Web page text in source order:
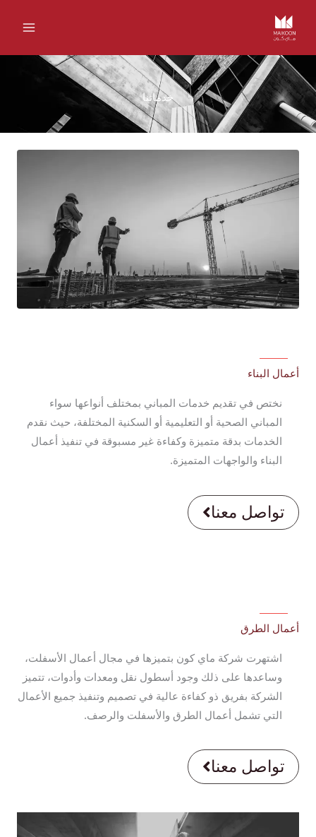
خدماتنا
أعمال البناء
نختص في تقديم خدمات المباني بمختلف أنواعها سواء
المباني الصحية أو التعليمية أو السكنية المختلفة، حيث نقدم
الخدمات بدقة متميزة وكفاءة غير مسبوقة في تنفيذ أعمال
البناء والواجهات المتميزة.
تواصل معنا
أعمال الطرق
اشتهرت شركة ماي كون بتميزها في مجال أعمال الأسفلت،
وساعدها على ذلك وجود أسطول نقل ومعدات وأدوات، تتميز
الشركة بفريق ذو كفاءة عالية في تصميم وتنفيذ جميع الأعمال
التي تشمل أعمال الطرق والأسفلت والرصف.
تواصل معنا